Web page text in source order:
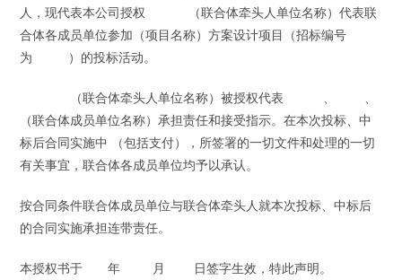
人，现代表本公司授权 （联合体牵头人单位名称）代表联
合体各成员单位参加（项目名称）方案设计项目（招标编号
为 ）的投标活动。
（联合体牵头人单位名称）被授权代表 、 、
（联合体成员单位名称）承担责任和接受指示。在本次投标、中
标后合同实施中 （包括支付），所签署的一切文件和处理的一切
有关事宜，联合体各成员单位均予以承认。
按合同条件联合体成员单位与联合体牵头人就本次投标、中标后
的合同实施承担连带责任。
本授权书于 年 月 日签字生效，特此声明。